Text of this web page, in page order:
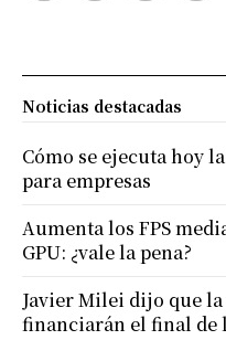
Noticias destacadas
Cómo se ejecuta hoy
para empresas
Aumenta los FPS
GPU: ¿vale la pena?
Javier Milei dijo que
financiarán el final de